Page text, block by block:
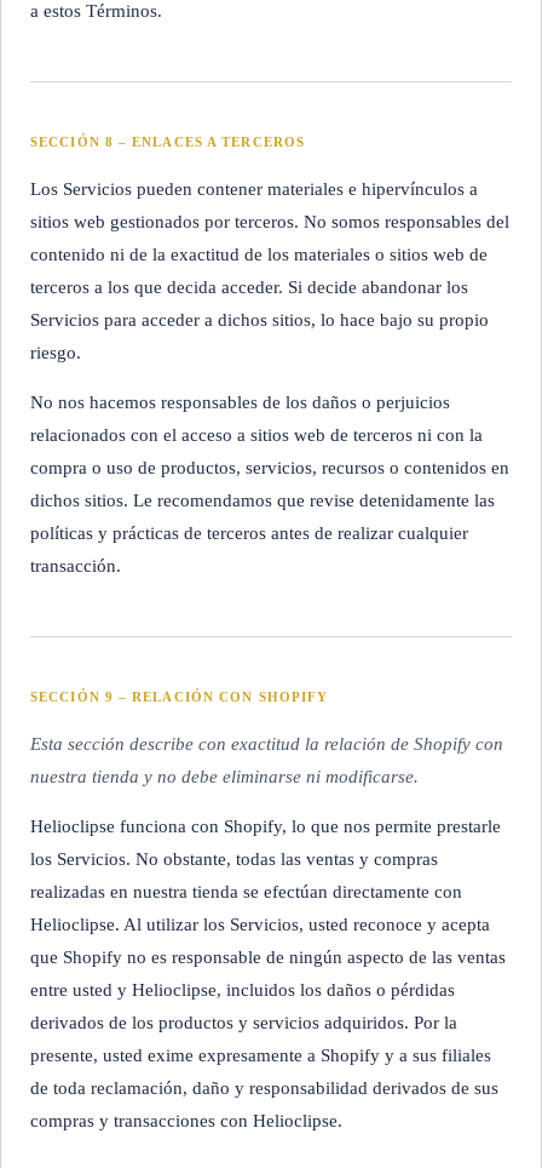
a estos Términos.
SECCIÓN 8 – ENLACES A TERCEROS
Los Servicios pueden contener materiales e hipervínculos a
sitios web gestionados por terceros. No somos responsables del
contenido ni de la exactitud de los materiales o sitios web de
terceros a los que decida acceder. Si decide abandonar los
Servicios para acceder a dichos sitios, lo hace bajo su propio
riesgo.
No nos hacemos responsables de los daños o perjuicios
relacionados con el acceso a sitios web de terceros ni con la
compra o uso de productos, servicios, recursos o contenidos en
dichos sitios. Le recomendamos que revise detenidamente las
políticas y prácticas de terceros antes de realizar cualquier
transacción.
SECCIÓN 9 – RELACIÓN CON SHOPIFY
Esta sección describe con exactitud la relación de Shopify con
nuestra tienda y no debe eliminarse ni modificarse.
Helioclipse funciona con Shopify, lo que nos permite prestarle
los Servicios. No obstante, todas las ventas y compras
realizadas en nuestra tienda se efectúan directamente con
Helioclipse. Al utilizar los Servicios, usted reconoce y acepta
que Shopify no es responsable de ningún aspecto de las ventas
entre usted y Helioclipse, incluidos los daños o pérdidas
derivados de los productos y servicios adquiridos. Por la
presente, usted exime expresamente a Shopify y a sus filiales
de toda reclamación, daño y responsabilidad derivados de sus
compras y transacciones con Helioclipse.